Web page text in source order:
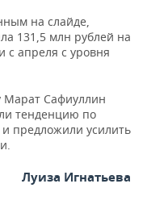
на слайде,
131,5 млн рублей на
с апреля с уровня
Марат Сафиуллин
тенденцию по
предложили усилить
Луиза Игнатьева